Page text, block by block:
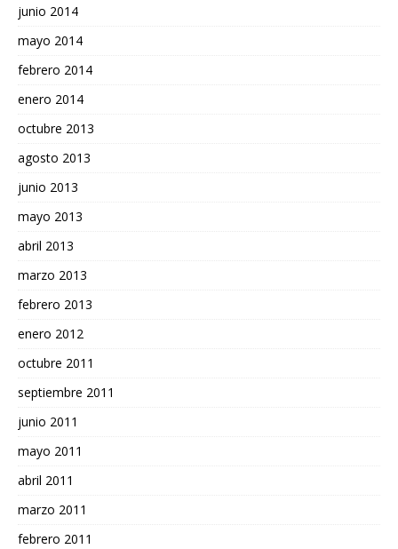
junio 2014
mayo 2014
febrero 2014
enero 2014
octubre 2013
agosto 2013
junio 2013
mayo 2013
abril 2013
marzo 2013
febrero 2013
enero 2012
octubre 2011
septiembre 2011
junio 2011
mayo 2011
abril 2011
marzo 2011
febrero 2011